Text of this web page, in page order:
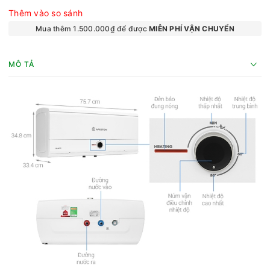
Thêm vào so sánh
Mua thêm 1.500.000₫ để đượcMIỄN PHÍ VẬN CHUYỂN
MÔ TẢ